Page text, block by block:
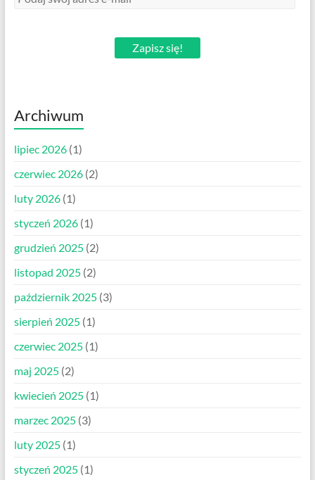
Zapisz się!
Archiwum
lipiec 2026(1)
czerwiec 2026(2)
luty 2026(1)
styczeń 2026(1)
grudzień 2025(2)
listopad 2025(2)
październik 2025(3)
sierpień 2025(1)
czerwiec 2025(1)
maj 2025(2)
kwiecień 2025(1)
marzec 2025(3)
luty 2025(1)
styczeń 2025(1)